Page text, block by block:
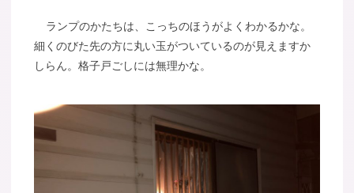
ランプのかたちは、こっちのほうがよくわかるかな。
細くのびた先の方に丸い玉がついているのが見えますか
しらん。格子戸ごしには無理かな。